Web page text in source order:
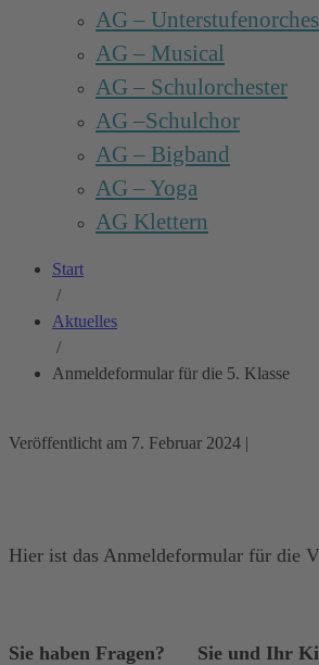
AG –
AG – Musical
AG – Schulorchester
AG –Schulchor
AG – Bigband
AG – Yoga
AG Klettern
Start
/
Aktuelles
/
Anmeldeformular für die 5. Klasse
Veröffentlicht am 7. Februar 2024 |
Hier ist das Anmeldeformular für die
Sie haben Fragen? Sie und Ihr